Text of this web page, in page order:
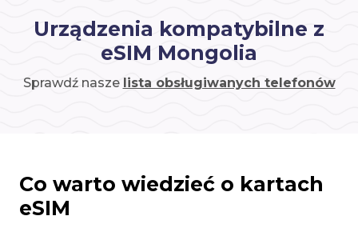
Urządzenia kompatybilne z
eSIM Mongolia
Sprawdź nasze lista obsługiwanych telefonów
Co warto wiedzieć o kartach
eSIM